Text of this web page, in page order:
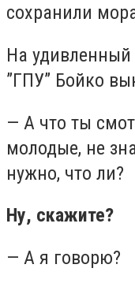
сохранили
На удивленный
”ГПУ” Бойко
— А что ты
молодые, не
нужно, что ли?
Ну, скажите?
— А я говорю?